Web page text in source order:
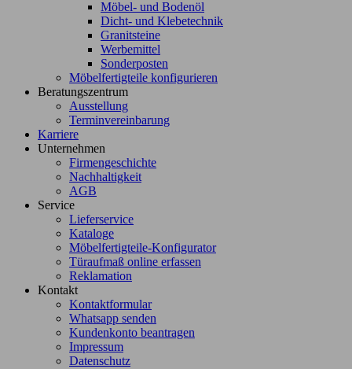
Möbel- und Bodenöl
Dicht- und Klebetechnik
Granitsteine
Werbemittel
Sonderposten
Möbelfertigteile konfigurieren
Beratungszentrum
Ausstellung
Terminvereinbarung
Karriere
Unternehmen
Firmengeschichte
Nachhaltigkeit
AGB
Service
Lieferservice
Kataloge
Möbelfertigteile-Konfigurator
Türaufmaß online erfassen
Reklamation
Kontakt
Kontaktformular
Whatsapp senden
Kundenkonto beantragen
Impressum
Datenschutz